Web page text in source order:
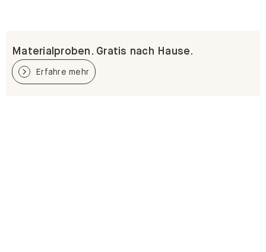
Materialproben. Gratis nach Hause.
Erfahre mehr